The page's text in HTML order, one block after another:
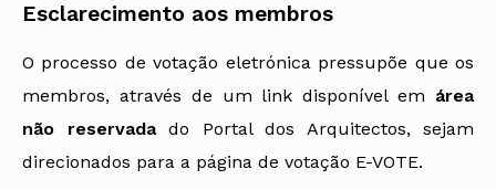
Esclarecimento aos membros
O processo de votação eletrónica pressupõe que os
membros, através de um link disponível em área
não reservadado Portal dos Arquitectos, sejam
direcionados para a página de votação E-VOTE.